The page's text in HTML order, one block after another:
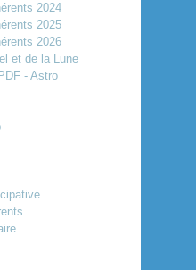
2024
2025
2026
et de la Lune
- Astro